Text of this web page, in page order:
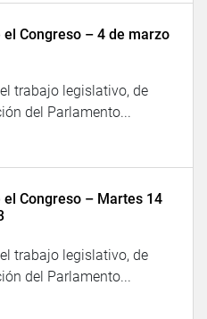
Congreso – 4 de marzo
trabajo legislativo, de
del Parlamento...
Congreso – Martes 14
trabajo legislativo, de
del Parlamento...